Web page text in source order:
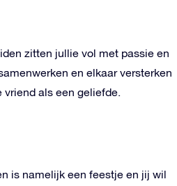
zitten jullie vol met passie en
en elkaar versterken
als een geliefde.
is namelijk een feestje en jij wil